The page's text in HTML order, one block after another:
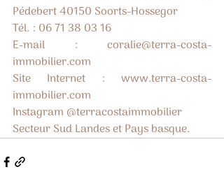
Pédebert 40150 Soorts-Hossegor
Tél. : 06 71 38 03 16
E-mail : coralie@terra-costa-
immobilier.com
Site Internet : www.terra-costa-
immobilier.com
Instagram @terracostaimmobilier
Secteur Sud Landes et Pays basque.